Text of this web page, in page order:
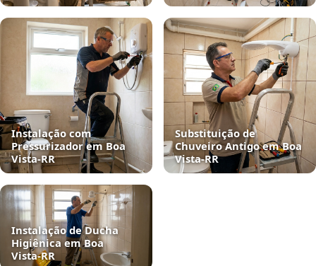
Instalação com
Pressurizador em Boa
Vista‑RR
Substituição de
Chuveiro Antigo em Boa
Vista‑RR
Instalação de Ducha
Higiênica em Boa
Vista‑RR